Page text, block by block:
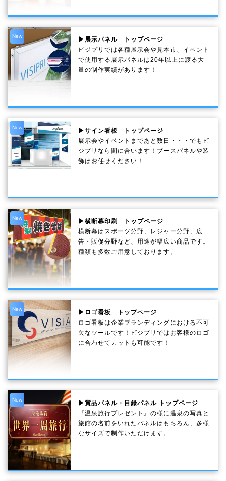
New
▶展示パネル トップページ
ビジプリでは各種展示会や見本市、イベント
で使用する展示パネルは20年以上に渡る大
量の制作実績があります！
New
▶サイン看板 トップページ
展示会やイベントまであと数日・・・でもビ
ジプリなら間に合います！ブースパネルや装
飾はお任せください！
New
▶横断幕印刷 トップページ
横断幕はスポーツ分野、レジャー分野、広
告・販促分野など、用途が幅広い商品です。
種類も多数ご用意しております。
New
▶ロゴ看板 トップページ
ロゴ看板は企業ブランディングにおける不可
欠なツールです！ビジプリではお客様のロゴ
に合わせてカットも可能です！
New
▶賞品パネル・目録パネル トップページ
『温泉旅行プレゼント』の様に温泉の写真と
旅館の名前をいれたパネルはもちろん、多様
なサイズで制作いただけます。